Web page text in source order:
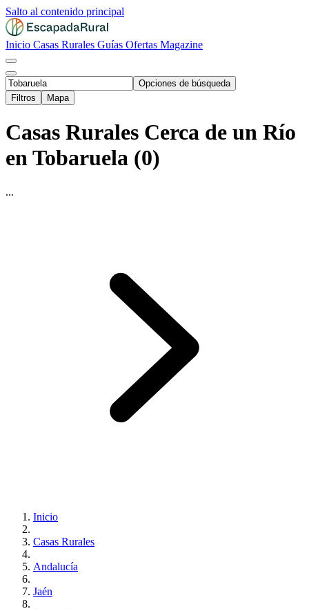
Salto al contenido principal
Inicio Casas Rurales Guías Ofertas Magazine
Opciones de búsqueda
Filtros
Mapa
Casas Rurales Cerca de un Río
en Tobaruela (0)
...
Inicio
Casas Rurales
Andalucía
Jaén